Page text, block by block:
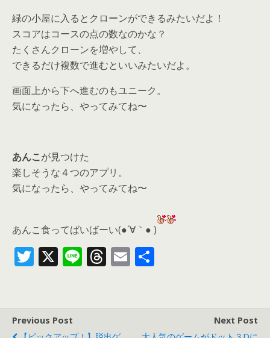
緑の小屋に入るとクローンができるみたいだよ！
スコアはコースの点の数なのかな？
たくさんクローンを増やして、
できるだけ複数で進むといいみたいだよ。
画面上から下へ進むのもユニーク。
気になったら、やってみてね〜
あんこが見つけた
楽しそうな４つのアプリ。
気になったら、 やってみてね〜
あんこ食ってばいばーい(●´∀｀● )
T
er
X Li T E
Previous Post
Next Post